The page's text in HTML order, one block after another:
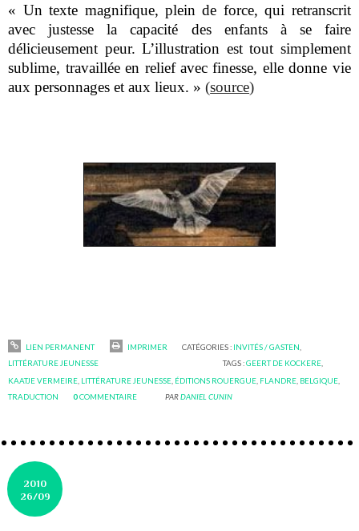
« Un texte magnifique, plein de force, qui retranscrit
avec justesse la capacité des enfants à se faire
délicieusement peur. L’illustration est tout simplement
sublime, travaillée en relief avec finesse, elle donne vie
aux personnages et aux lieux. » (source)
LIEN PERMANENT IMPRIMER CATÉGORIES : INVITÉS / GASTEN
LITTÉRATURE JEUNESSE
TAGS :GEERT DE KOCKERE,
KAATJE VERMEIRE LITTÉRATURE JEUNESSE ÉDITIONS ROUERGUE FLANDRE BELGIQUE
TRADUCTION
0COMMENTAIRE PARDANIEL CUNIN
2010
26/09